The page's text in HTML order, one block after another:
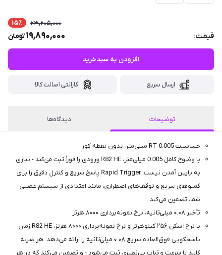
قیمت:
23,205,000 15٪
19,890,000تومان
افزودن به سبدخرید
ارسال سریع گارانتی اصالت کالا
توضیحات دیدگاه‌ها
حساسیت RT 0.005 میلی‌متر، بدون نقطه کور
با وضوح کامل 0.005 میلی‌متر، R82 HE ورودی را فوراً ثبت می‌کند - نیازی
به پایین آمدن نیست. Rapid Trigger پاسخ سریع و کنترل دقیق را برای
کمبوهای سریع و توقف‌های اضطراری، مانند امتدادی از سیستم عصبی
شما، تضمین می‌کند.
تأخیر ۰.۰۸ میلی‌ثانیه، نرخ نمونه‌برداری ۸۰۰۰ هرتز
با نرخ اسکن ۲۵۶ کیلوهرتز و نرخ نمونه‌برداری ۸۰۰۰ هرتز، R82 HE زمان
پاسخگویی فوق‌العاده سریع ۰.۰۸ میلی‌ثانیه را ارائه می‌دهد. هر ضربه
کلید با سرعت و ثبات بی‌نظیری ثبت می‌شود - و تضمین می‌کند که در هر